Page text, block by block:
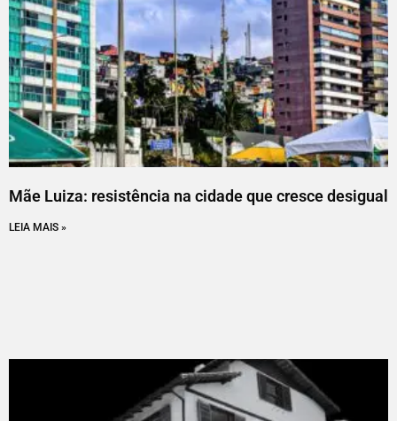
Mãe Luiza: resistência na cidade que cresce desigual
LEIA MAIS »